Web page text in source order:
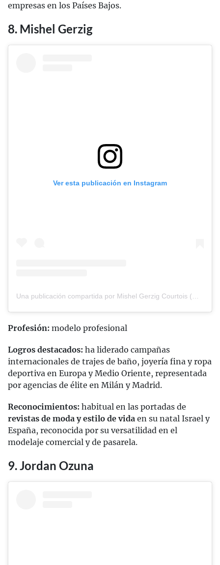
empresas en los Países Bajos.
8. Mishel Gerzig
Ver esta publicación en Instagram
Una publicación compartida por Mishel Gerzig Courtois (@mishelgerzig)
Profesión: modelo profesional
Logros destacados: ha liderado campañas
internacionales de trajes de baño, joyería fina y ropa
deportiva en Europa y Medio Oriente, representada
por agencias de élite en Milán y Madrid.
Reconocimientos: habitual en las portadas de
revistas de moda y estilo de vida en su natal Israel y
España, reconocida por su versatilidad en el
modelaje comercial y de pasarela.
9. Jordan Ozuna